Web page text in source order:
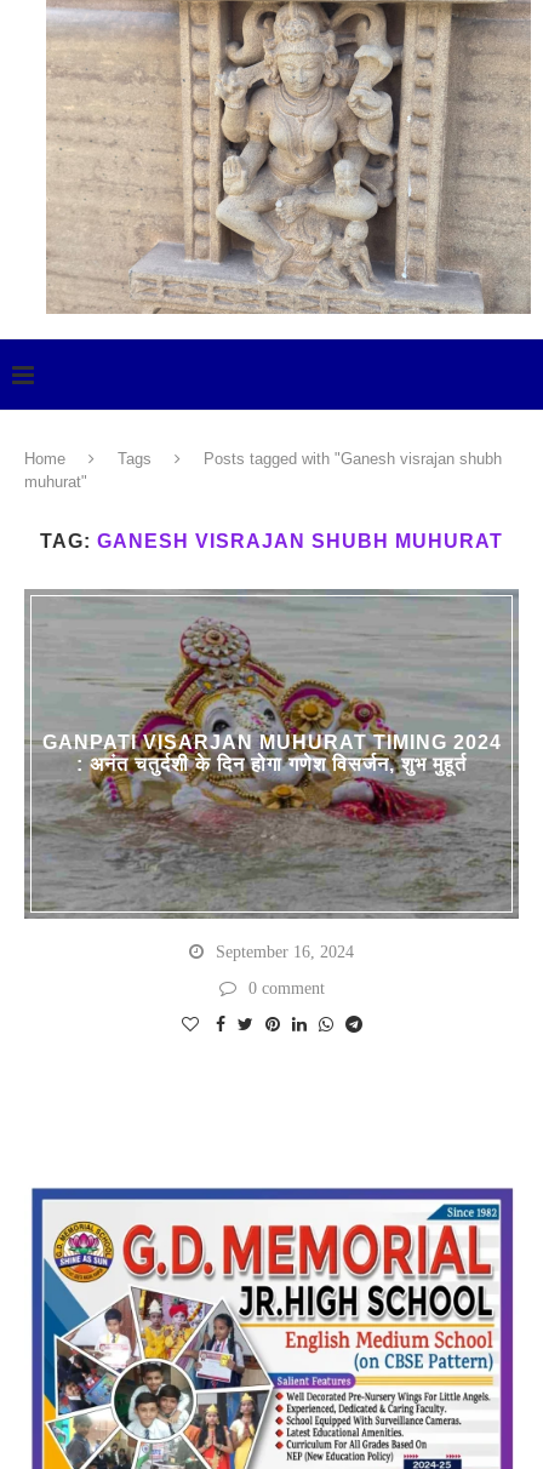
Home Tags
Posts tagged with "Ganesh visrajan shubh
muhurat"
TAG: GANESH VISRAJAN SHUBH MUHURAT
GANPATI VISARJAN MUHURAT TIMING 2024
: अनंत चतुर्दशी के दिन होगा गणेश विसर्जन, शुभ मुहूर्त
September 16, 2024
0 comment